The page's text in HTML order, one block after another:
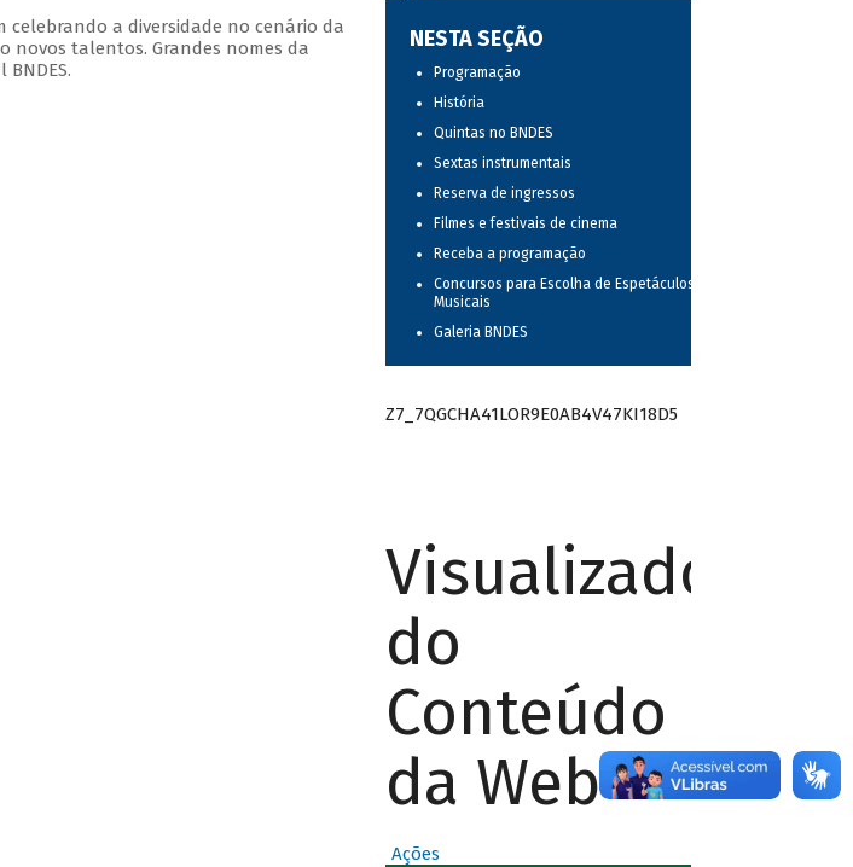
celebrando a diversidade no cenário da
novos talentos. Grandes nomes da
NESTA SEÇÃO
Programação
História
Quintas no BNDES
Sextas instrumentais
Reserva de ingressos
Filmes e festivais de cinema
Receba a programação
Concursos para Escolha de Espetáculos
Musicais
Galeria BNDES
Z7_7QGCHA41LOR9E0AB4V47KI18D5
Visualizador
do
Conteúdo
da Web
Ações